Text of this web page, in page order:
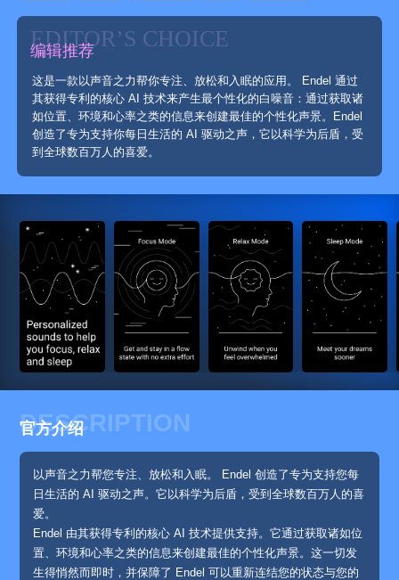
EDITOR’S CHOICE
编辑推荐
这是一款以声音之力帮你专注、放松和入眠的应用。 Endel 通过
其获得专利的核心 AI 技术来产生最个性化的白噪音：通过获取诸
如位置、环境和心率之类的信息来创建最佳的个性化声景。Endel
创造了专为支持你每日生活的 AI 驱动之声，它以科学为后盾，受
到全球数百万人的喜爱。
DESCRIPTION
官方介绍
以声音之力帮您专注、放松和入眠。 Endel 创造了专为支持您每
日生活的 AI 驱动之声。它以科学为后盾，受到全球数百万人的喜
爱。
Endel 由其获得专利的核心 AI 技术提供支持。它通过获取诸如位
置、环境和心率之类的信息来创建最佳的个性化声景。这一切发
生得悄然而即时，并保障了 Endel 可以重新连结您的状态与您的